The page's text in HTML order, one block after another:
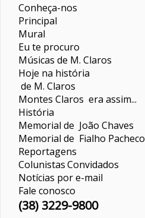
Conheça-nos
Principal
Mural
Eu te procuro
Músicas de M. Claros
Hoje na história
de M. Claros
Montes Claros era assim...
História
Memorial de João Chaves
Memorial de Fialho Pacheco
Reportagens
ColunistasConvidados
Notícias por e-mail
Fale conosco
(38) 3229-9800